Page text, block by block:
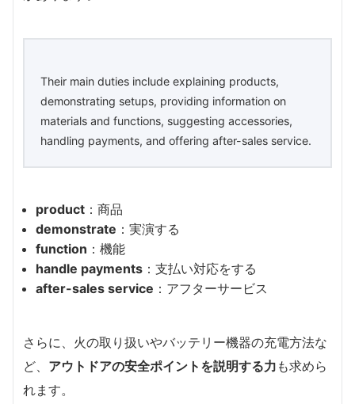
Their main duties include explaining products,
demonstrating setups, providing information on
materials and functions, suggesting accessories,
handling payments, and offering after-sales service.
product ：商品
demonstrate ：実演する
function ：機能
handle payments ：支払い対応をする
after-sales service ：アフターサービス
さらに、火の取り扱いやバッテリー機器の充電方法な
ど、 アウトドアの安全ポイントを説明する力 も求めら
れます。